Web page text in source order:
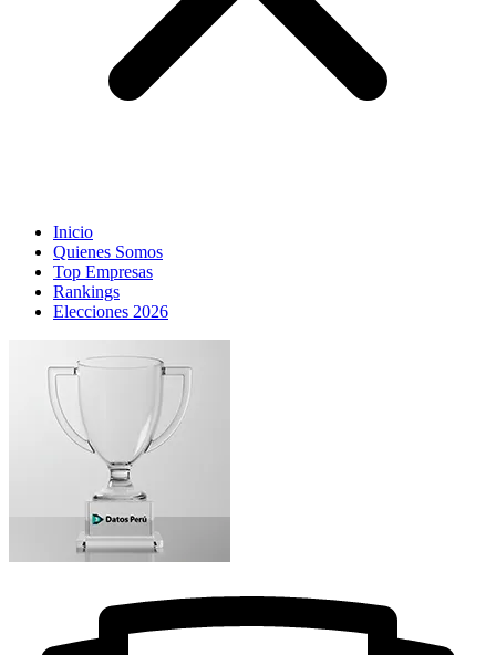
Inicio
Quienes Somos
Top Empresas
Rankings
Elecciones 2026